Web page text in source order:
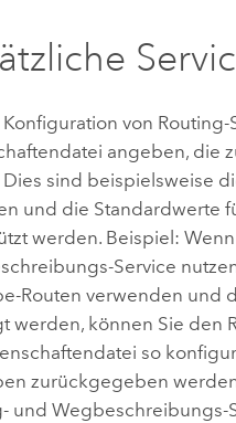
von
angeben, die
Dies sind beispielsweise
und die Standardwerte
werden. Beispiel:
Service
Routen verwenden und
werden, können Sie den
so
zurückgegeben
und Wegbeschreibungs-